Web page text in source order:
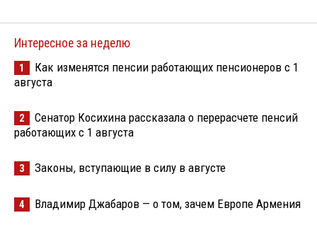
Интересное за неделю
1
Как изменятся пенсии работающих пенсионеров с 1
августа
2
Сенатор Косихина рассказала о перерасчете пенсий
работающих с 1 августа
3 Законы, вступающие в силу в августе
4 Владимир Джабаров — о том, зачем Европе Армения